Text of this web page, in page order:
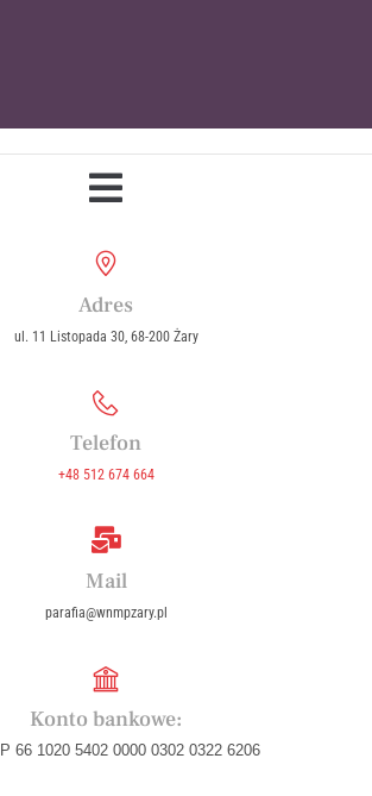
Adres
ul. 11 Listopada 30, 68-200 Żary
Telefon
+48 512 674 664
Mail
parafia@wnmpzary.pl
Konto bankowe:
66 1020 5402 0000 0302 0322 6206